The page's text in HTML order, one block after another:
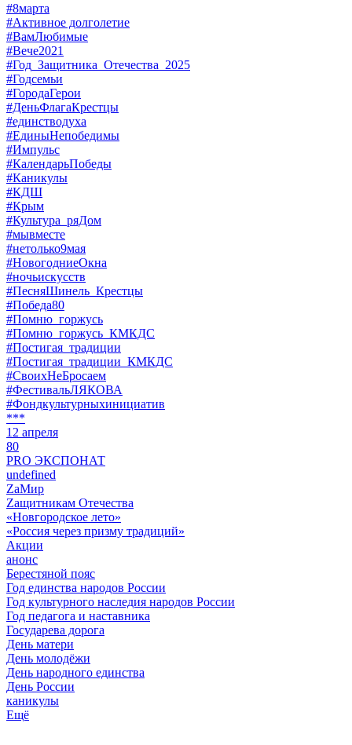
#8марта
#Активное долголетие
#ВамЛюбимые
#Вече2021
#Год_Защитника_Отечества_2025
#Годсемьи
#ГородаГерои
#ДеньФлагаКрестцы
#единстводуха
#ЕдиныНепобедимы
#Импульс
#КалендарьПобеды
#Каникулы
#КДШ
#Крым
#Культура_ряДом
#мывместе
#нетолько9мая
#НовогодниеОкна
#ночьискусств
#ПесняШинель_Крестцы
#Победа80
#Помню_горжусь
#Помню_горжусь_КМКДС
#Постигая_традиции
#Постигая_традиции_КМКДС
#СвоихНеБросаем
#ФестивальЛЯКОВА
#Фондкультурныхинициатив
***
12 апреля
80
PRO ЭКСПОНАТ
undefined
ZaМир
Zащитникам Отечества
«Новгородское лето»
«Россия через призму традиций»
Акции
анонс
Берестяной пояс
Год единства народов России
Год культурного наследия народов России
Год педагога и наставника
Государева дорога
День матери
День молодёжи
День народного единства
День России
каникулы
Ещё